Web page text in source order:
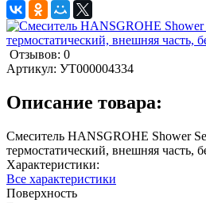
Отзывов: 0
Артикул: УТ000004334
Описание товара:
Смеситель HANSGROHE Shower
термостатический, внешняя часть,
Характеристики:
Все характеристики
Поверхность